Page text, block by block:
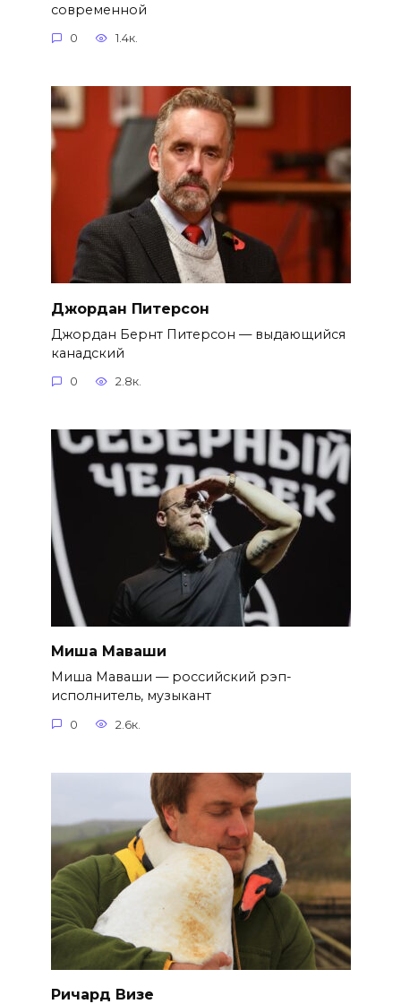
современной
0 1.4к.
Джордан Питерсон
Джордан Бернт Питерсон — выдающийся
канадский
0 2.8к.
Миша Маваши
Миша Маваши — российский рэп-
исполнитель, музыкант
0 2.6к.
Ричард Визе